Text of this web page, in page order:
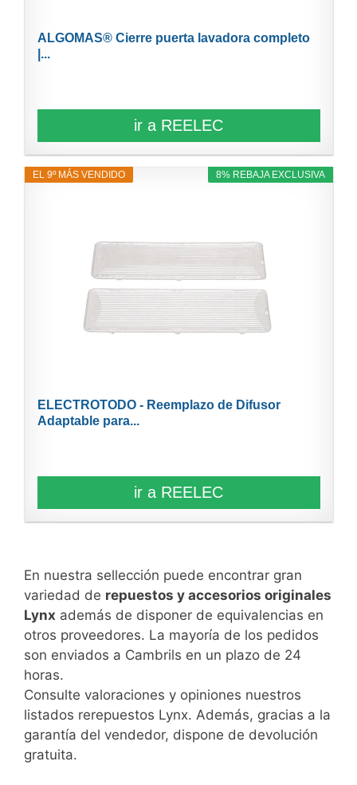
ALGOMAS® Cierre puerta lavadora completo
|...
ir a REELEC
8% REBAJA EXCLUSIVA
EL 9º MÁS VENDIDO
ELECTROTODO - Reemplazo de Difusor
Adaptable para...
ir a REELEC
En nuestra sellección puede encontrar gran
variedad de repuestos y accesorios originales
Lynx además de disponer de equivalencias en
otros proveedores. La mayoría de los pedidos
son enviados a Cambrils en un plazo de 24
horas.
Consulte valoraciones y opiniones nuestros
listados rerepuestos Lynx. Además, gracias a la
garantía del vendedor, dispone de devolución
gratuita.